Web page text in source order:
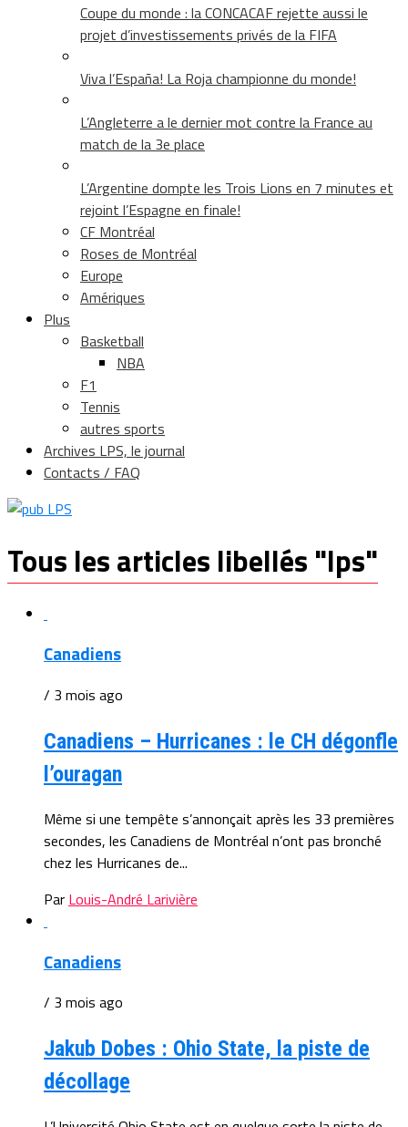
Coupe du monde : la CONCACAF rejette aussi le
projet d’investissements privés de la FIFA
Viva l’España! La Roja championne du monde!
L’Angleterre a le dernier mot contre la France au
match de la 3e place
L’Argentine dompte les Trois Lions en 7 minutes et
rejoint l’Espagne en finale!
CF Montréal
Roses de Montréal
Europe
Amériques
Plus
Basketball
NBA
F1
Tennis
autres sports
Archives LPS, le journal
Contacts / FAQ
Tous les articles libellés "lps"
Canadiens
/ 3 mois ago
Canadiens – Hurricanes : le CH dégonfle
l’ouragan
Même si une tempête s’annonçait après les 33 premières
secondes, les Canadiens de Montréal n’ont pas bronché
chez les Hurricanes de...
Par Louis-André Larivière
Canadiens
/ 3 mois ago
Jakub Dobes : Ohio State, la piste de
décollage